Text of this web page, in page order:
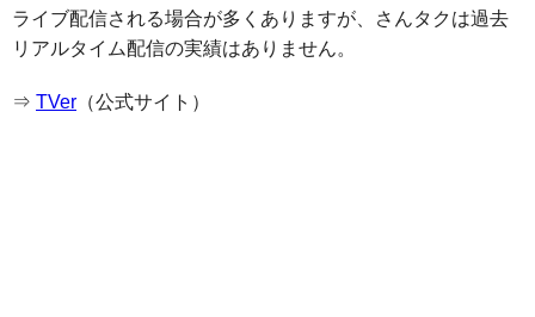
ライブ配信される場合が多くありますが、さんタクは過去
リアルタイム配信の実績はありません。
⇒ TVer （公式サイト）